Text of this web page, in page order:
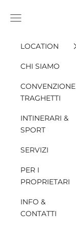
Apri il menu di
LOCATION
CHI SIAMO
CONVENZIONE
TRAGHETTI
INTINERARI &
SPORT
SERVIZI
PER I
PROPRIETARI
INFO &
CONTATTI